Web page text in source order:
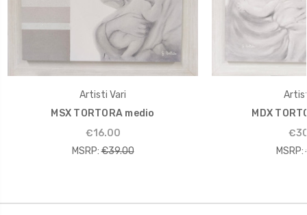
Artisti Vari
MSX TORTORA medio
€16.00
MSRP: €39.00
MDX
MSRP: